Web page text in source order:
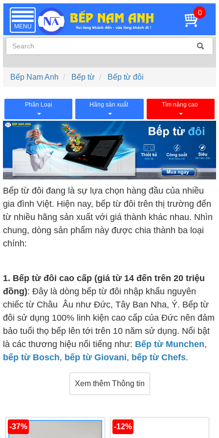
TOGGLE
NAVIGATION
MENU
0
Bếp Nam Anh Bếp từ Bếp từ đôi
Phân Loại Hãng sản xuất Tìm nâng cao
Bếp từ đôi đang là sự lựa chọn hàng đầu của nhiều
gia đình Việt. Hiện nay, bếp từ đôi trên thị trường đến
từ nhiều hãng sản xuất với giá thành khác nhau. Nhìn
chung, dòng sản phẩm này được chia thành ba loại
chính:
1. Bếp từ đôi cao cấp (giá từ 14 đến trên 20 triệu
đồng): Đây là dòng bếp từ đôi nhập khẩu nguyên
chiếc từ Châu Âu như Đức, Tây Ban Nha, Ý. Bếp từ
đôi sử dụng 100% linh kiện cao cấp của Đức nên đảm
bảo tuổi thọ bếp lên tới trên 10 năm sử dụng. Nổi bật
là các thương hiệu nổi tiếng như: Bếp từ Munchen,
bếp từ Bosch, bếp từ Giovani, bếp từ Chefs.
2. Bếp từ đôi tầm trung (giá từ 10 - 14 triệu đồng)
Đức nhưng được lắp đặt tại các nước Châu Á như
Thái Lan, Malaysia. Vì vậy mà giá thành phù hợp với
Xem thêm Thông tin
-37% -12%